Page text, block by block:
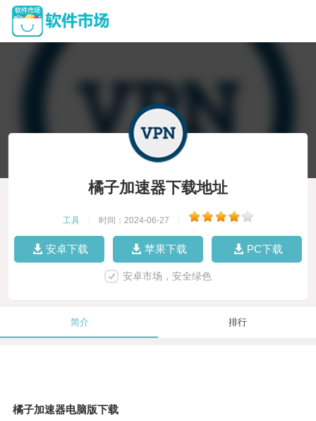
橘子加速器下载地址
工具 时间：2024-06-27
安卓下载 苹果下载 PC下载
安卓市场，安全绿色
简介 排行
橘子加速器电脑版下载